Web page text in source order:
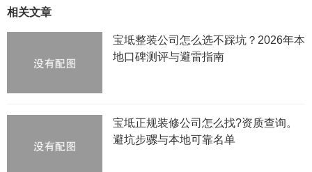
相关文章
宝坻整装公司怎么选不踩坑？2026年本
地口碑测评与避雷指南
宝坻正规装修公司怎么找?资质查询。
避坑步骡与本地可靠名单